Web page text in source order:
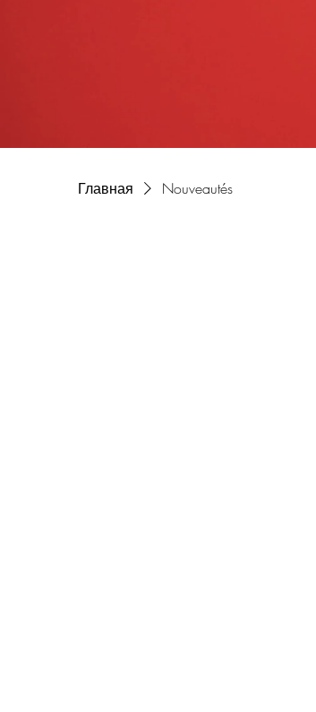
Главная Nouveautés